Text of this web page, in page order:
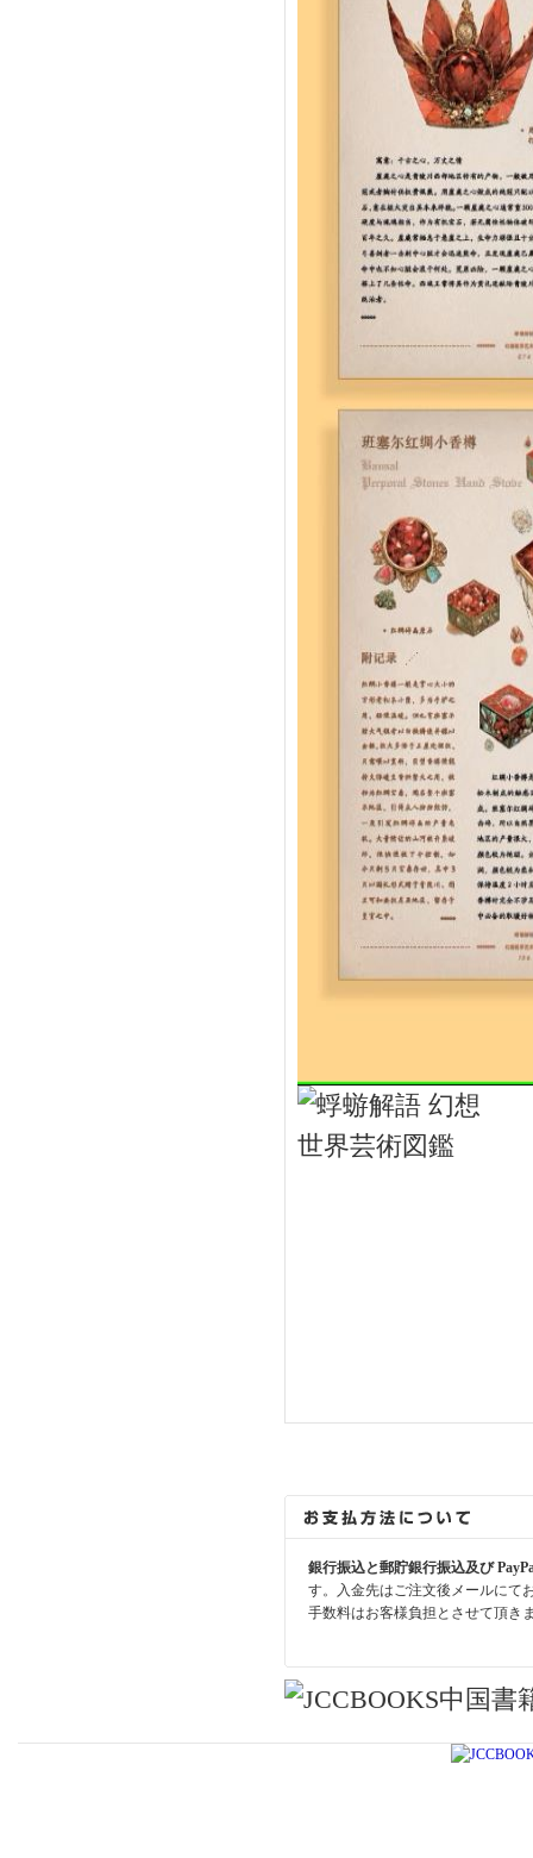
銀行振込と郵貯銀行振込及び
す。入金先はご注文後メールにて
手数料はお客様負担とさせて頂き